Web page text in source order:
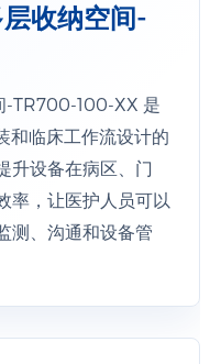
收纳空间-
-TR700-100-XX 是
和临床工作流设计的
升设备在病区、门
率，让医护人员可以
测、沟通和设备管